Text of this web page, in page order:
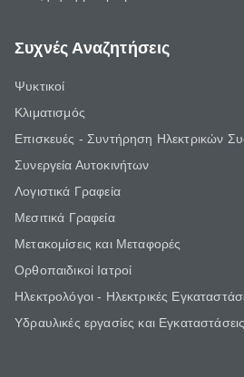
Συχνές Αναζητήσεις
Ψυκτικοί
Κλιματισμός
Επισκευές - Συντήρηση Ηλεκτρικών
Συνεργεία Αυτοκινήτων
Λογιστικά Γραφεία
Μεσιτικά Γραφεία
Μετακομίσεις και Μεταφορές
Ορθοπαιδικοί Ιατροί
Ηλεκτρολόγοι - Ηλεκτρικές
Υδραυλικές εργασίες και Εγκαταστάσεις